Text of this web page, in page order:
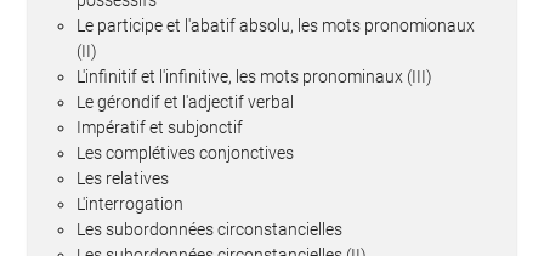
Le participe et l'abatif absolu, les mots pronomionaux
(II)
L'infinitif et l'infinitive, les mots pronominaux (III)
Le gérondif et l'adjectif verbal
Impératif et subjonctif
Les complétives conjonctives
Les relatives
L'interrogation
Les subordonnées circonstancielles